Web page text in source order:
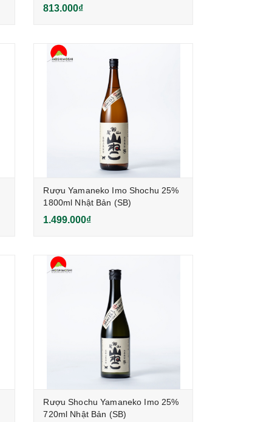
813.000₫
Rượu Yamaneko Imo Shochu 25%
1800ml Nhật Bản (SB)
1.499.000₫
Rượu Shochu Yamaneko Imo 25%
720ml Nhật Bản (SB)